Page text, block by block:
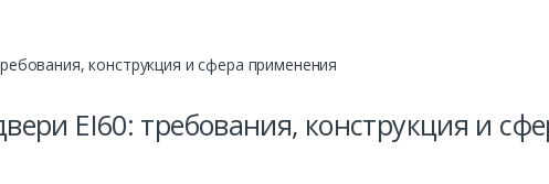
EI60: требования, конструкция и